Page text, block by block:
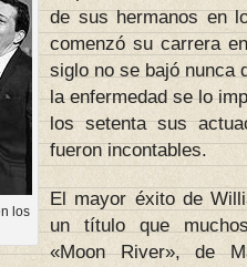
los
de sus hermanos en
comenzó su carrera
siglo no se bajó nunca
la enfermedad se lo
los setenta sus
fueron incontables.
El mayor éxito de
un título que
«Moon River», de